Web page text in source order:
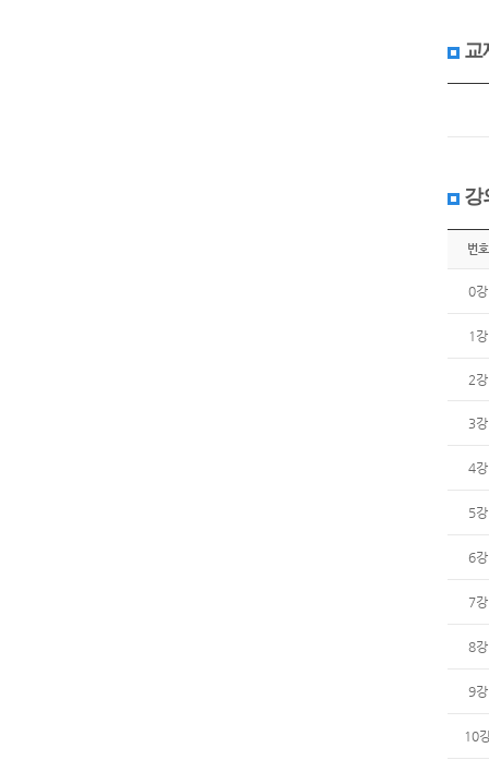
교
강
번호
0강
1강
2강
3강
4강
5강
6강
7강
8강
9강
10